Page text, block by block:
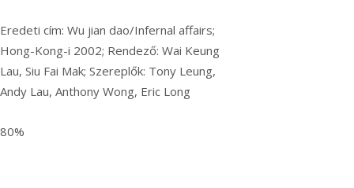
Eredeti cím: Wu jian dao/Infernal affairs;
Hong-Kong-i 2002; Rendező: Wai Keung
Lau, Siu Fai Mak; Szereplők: Tony Leung,
Andy Lau, Anthony Wong, Eric Long
80%